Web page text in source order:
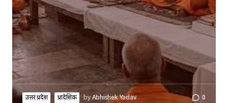
उत्तर प्रदेश प्रादेशिक byAbhishek Yadav 0